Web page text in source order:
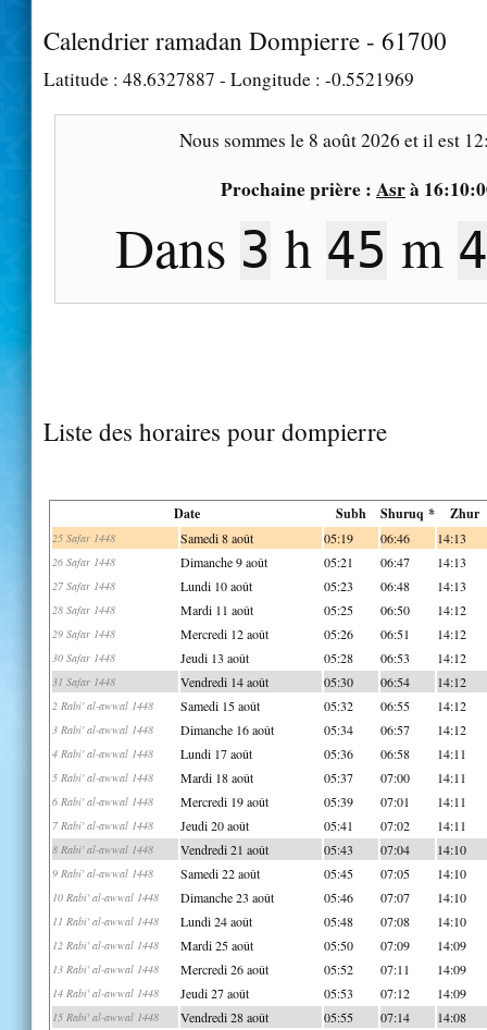
Calendrier ramadan Dompierre - 61700
Latitude : 48.6327887 - Longitude : -0.5521969
Nous sommes le 8 août 2026 et il est
Prochaine prière : Asrà
Dans 3 h 45 m
Liste des horaires pour dompierre
Date Subh Shuruq * Zhur
25 Safar 1448 Samedi 8 août 05:19 06:46 14:13
26 Safar 1448 Dimanche 9 août 05:21 06:47 14:13
27 Safar 1448 Lundi 10 août 05:23 06:48 14:13
28 Safar 1448 Mardi 11 août 05:25 06:50 14:12
29 Safar 1448 Mercredi 12 août 05:26 06:51 14:12
30 Safar 1448 Jeudi 13 août 05:28 06:53 14:12
31 Safar 1448 Vendredi 14 août 05:30 06:54 14:12
2 Rabi' al-awwal 1448 Samedi 15 août 05:32 06:55 14:12
3 Rabi' al-awwal 1448 Dimanche 16 août 05:34 06:57 14:12
4 Rabi' al-awwal 1448 Lundi 17 août 05:36 06:58 14:11
5 Rabi' al-awwal 1448 Mardi 18 août 05:37 07:00 14:11
6 Rabi' al-awwal 1448 Mercredi 19 août 05:39 07:01 14:11
7 Rabi' al-awwal 1448 Jeudi 20 août 05:41 07:02 14:11
8 Rabi' al-awwal 1448 Vendredi 21 août 05:43 07:04 14:10
9 Rabi' al-awwal 1448 Samedi 22 août 05:45 07:05 14:10
10 Rabi' al-awwal 1448 Dimanche 23 août 05:46 07:07 14:10
11 Rabi' al-awwal 1448 Lundi 24 août 05:48 07:08 14:10
12 Rabi' al-awwal 1448 Mardi 25 août 05:50 07:09 14:09
13 Rabi' al-awwal 1448 Mercredi 26 août 05:52 07:11 14:09
14 Rabi' al-awwal 1448 Jeudi 27 août 05:53 07:12 14:09
15 Rabi' al-awwal 1448 Vendredi 28 août 05:55 07:14 14:08